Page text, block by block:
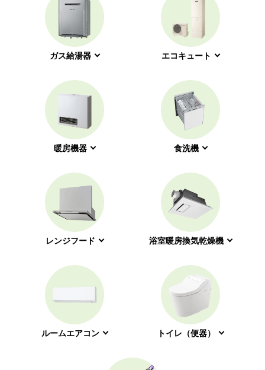
ガス給湯器 エコキュート
暖房機器 食洗機
レンジフード 浴室暖房換気乾燥機
ルームエアコン トイレ（便器）